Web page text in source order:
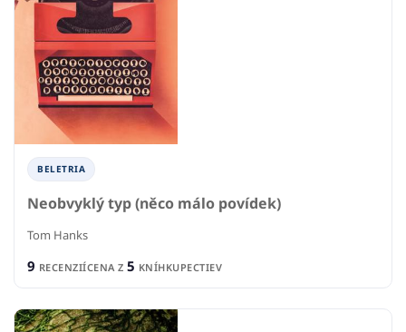
BELETRIA
Neobvyklý typ (něco málo povídek)
Tom Hanks
9 RECENZIÍCENA Z 5 KNÍHKUPECTIEV